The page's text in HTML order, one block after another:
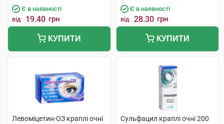
Є в наявності
від 19.40 грн
КУПИТИ
Є в наявності
від 28.30 грн
КУПИТИ
Левоміцетин-ОЗ краплі очні
Сульфацил краплі очні 200